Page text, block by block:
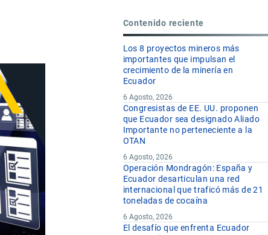
Contenido reciente
Los 8 proyectos mineros más
importantes que impulsan el
crecimiento de la minería en
Ecuador
6 Agosto, 2026
Congresistas de EE. UU. proponen
que Ecuador sea designado Aliado
Importante no perteneciente a la
OTAN
6 Agosto, 2026
Operación Mondragón: España y
Ecuador desarticulan una red
internacional que traficó más de 21
toneladas de cocaína
6 Agosto, 2026
El desafío que enfrenta Ecuador